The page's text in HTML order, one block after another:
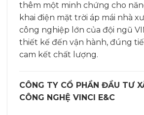
thêm một minh chứng cho
khai điện mặt trời áp mái nhà
công nghiệp lớn của đội ngũ
thiết kế đến vận hành, đúng
cam kết chất lượng.
CÔNG TY CỔ PHẦN ĐẦU TƯ
CÔNG NGHỆ VINCI E&C